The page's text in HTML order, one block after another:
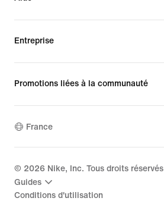
Entreprise
Promotions liées à la communauté
France
© 2026 Nike, Inc. Tous droits réservés
Guides
Conditions d'utilisation